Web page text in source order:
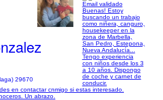
29670
Email validado
Buenas! Estoy
buscando un trabajo
como niñera, canguro,
housekeeper en la
zona de Marbella,
San Pedro, Estepona,
Nueva Andalucía...
Tengo experiencia
con niños desde los 3
a 10 años. Dispongo
de coche y carnet de
conducir.
en contactar cnmigo si estas interesado.
Un abrazo.